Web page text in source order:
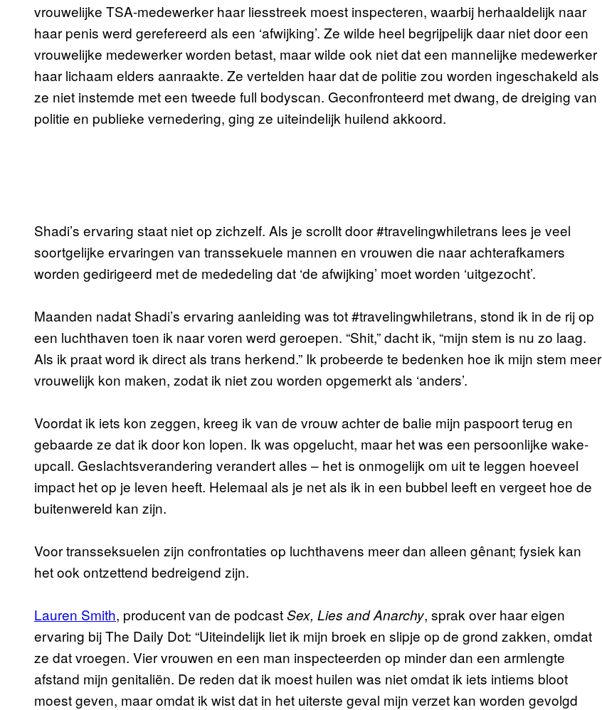
vrouwelijke TSA-medewerker haar liesstreek moest inspecteren, waarbij herhaaldelijk naar
haar penis werd gerefereerd als een ‘afwijking’. Ze wilde heel begrijpelijk daar niet door een
vrouwelijke medewerker worden betast, maar wilde ook niet dat een mannelijke medewerker
haar lichaam elders aanraakte. Ze vertelden haar dat de politie zou worden ingeschakeld als
ze niet instemde met een tweede full bodyscan. Geconfronteerd met dwang, de dreiging van
politie en publieke vernedering, ging ze uiteindelijk huilend akkoord.
Shadi’s ervaring staat niet op zichzelf. Als je scrollt door #travelingwhiletrans lees je veel
soortgelijke ervaringen van transsekuele mannen en vrouwen die naar achterafkamers
worden gedirigeerd met de mededeling dat ‘de afwijking’ moet worden ‘uitgezocht’.
Maanden nadat Shadi’s ervaring aanleiding was tot #travelingwhiletrans, stond ik in de rij op
een luchthaven toen ik naar voren werd geroepen. “Shit,” dacht ik, “mijn stem is nu zo laag.
Als ik praat word ik direct als trans herkend.” Ik probeerde te bedenken hoe ik mijn stem meer
vrouwelijk kon maken, zodat ik niet zou worden opgemerkt als ‘anders’.
Voordat ik iets kon zeggen, kreeg ik van de vrouw achter de balie mijn paspoort terug en
gebaarde ze dat ik door kon lopen. Ik was opgelucht, maar het was een persoonlijke wake-
upcall. Geslachtsverandering verandert alles – het is onmogelijk om uit te leggen hoeveel
impact het op je leven heeft. Helemaal als je net als ik in een bubbel leeft en vergeet hoe de
buitenwereld kan zijn.
Voor transseksuelen zijn confrontaties op luchthavens meer dan alleen gênant; fysiek kan
het ook ontzettend bedreigend zijn.
Lauren Smith, producent van de podcastSex, Lies and Anarchy, sprak over haar eigen
ervaring bij The Daily Dot: “Uiteindelijk liet ik mijn broek en slipje op de grond zakken, omdat
ze dat vroegen. Vier vrouwen en een man inspecteerden op minder dan een armlengte
afstand mijn genitaliën. De reden dat ik moest huilen was niet omdat ik iets intiems bloot
moest geven, maar omdat ik wist dat in het uiterste geval mijn verzet kan worden gevolgd